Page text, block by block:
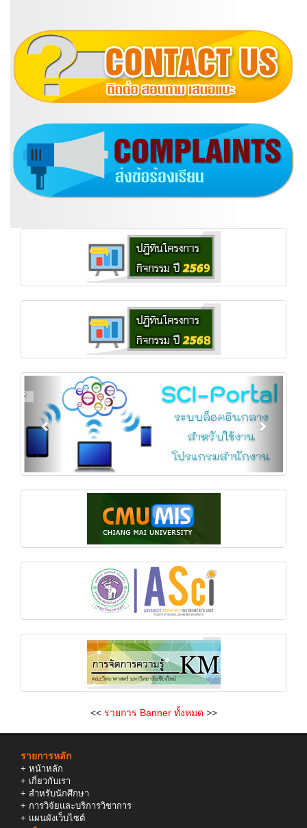
<< รายการ Banner ทั้งหมด >>
รายการหลัก
+ หน้าหลัก
+ เกี่ยวกับเรา
+ สำหรับนักศึกษา
+ การวิจัยและบริการวิชาการ
+ แผนผังเว็บไซต์